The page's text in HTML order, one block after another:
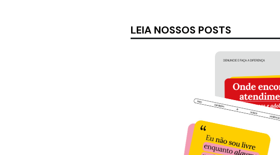
LEIA NOSSOS POSTS